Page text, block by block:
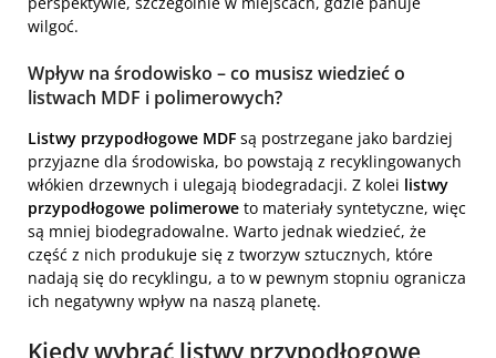
wilgoć.
Wpływ na środowisko – co musisz wiedzieć o
listwach MDF i polimerowych?
Listwy przypodłogowe MDF są postrzegane jako bardziej
przyjazne dla środowiska, bo powstają z recyklingowanych
włókien drzewnych i ulegają biodegradacji. Z kolei listwy
przypodłogowe polimerowe to materiały syntetyczne, więc
są mniej biodegradowalne. Warto jednak wiedzieć, że
część z nich produkuje się z tworzyw sztucznych, które
nadają się do recyklingu, a to w pewnym stopniu ogranicza
ich negatywny wpływ na naszą planetę.
Kiedy wybrać listwy przypodłogowe